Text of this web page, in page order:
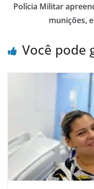
Polícia Militar
munições,
Você pode